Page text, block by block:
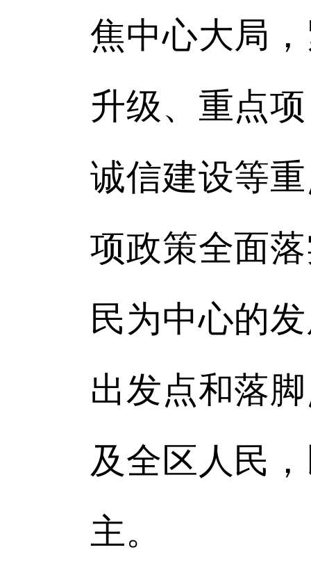
焦中心大局
升级、重点
诚信建设等
项政策全面
民为中心的
出发点和落
及全区人民
主。